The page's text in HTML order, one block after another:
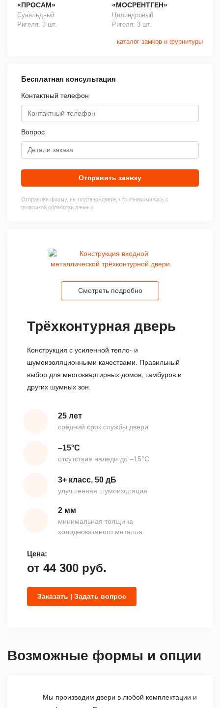
«ПРОСАМ»
Сувальдный
Ригеля: 3 шт.
«МОСРЕНТГЕН»
Цилиндровый
Ригеля: 3 шт.
каталог замков и фурнитуры
Бесплатная консультация
Контактный телефон
Вопрос
Отправить заявку
Отправляя форму, вы подтверждаете, что ознакомились с
политикой обработки данных
Трёхконтурная дверь
Конструкция с усиленной тепло- и
шумоизоляционными качествами. Правильный
выбор для многоквартирных домов, тамбуров и
других шумных зон.
25 лет
средний срок службы двери
–15°С
отсутствие наледи до –15°С
3+ класс, 50 дБ
улучшенная шумоизоляция
2 мм
минимальная толщина
холоднокатаного металла
Цена:
от 44 300 руб.
Заказать | Задать вопрос
Смотреть подробно
Возможные формы и опции
Мы производим двери в любой комплектации и